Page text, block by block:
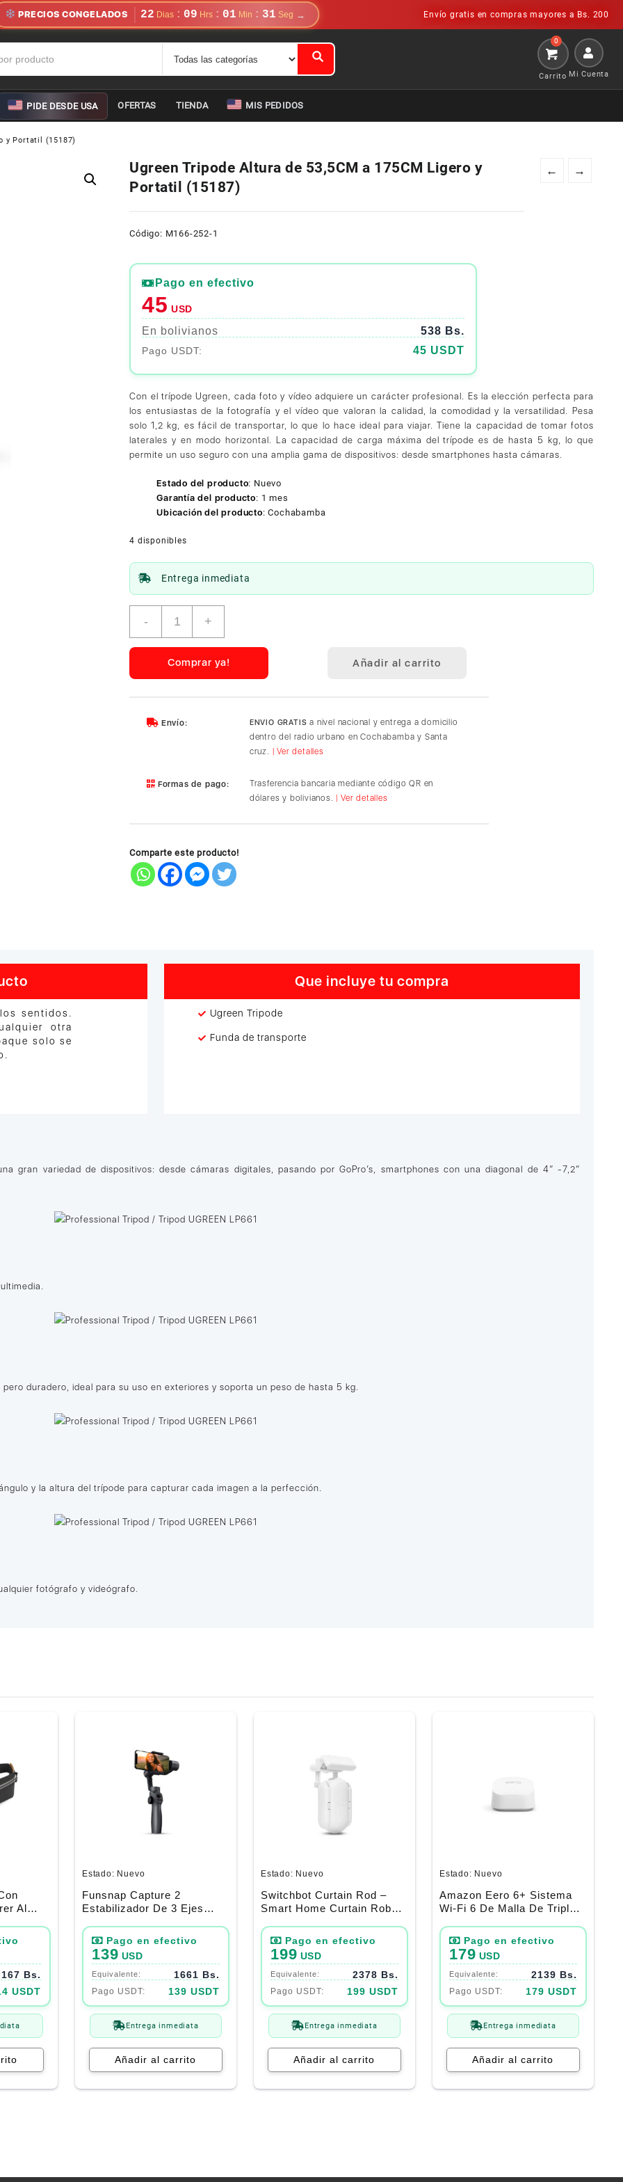
PRECIOS CONGELADOS 22 : 09 : 01 : 30 Envío gratis en compras mayores a Bs. 200
Mi Cuenta
PIDE DESDE USA OFERTAS TIENDA MIS PEDIDOS
y Portatil (15187)
← →
Ugreen Tripode Altura de 53,5CM a 175CM Ligero y
Portatil (15187)
Código: M166-252-1
Pago en efectivo
45 USD
En bolivianos
538 Bs.
45 USDT
Con el trípode Ugreen, cada foto y vídeo adquiere un carácter profesional. Es la elección perfecta para
los entusiastas de la fotografía y el vídeo que valoran la calidad, la comodidad y la versatilidad. Pesa
solo 1,2 kg, es fácil de transportar, lo que lo hace ideal para viajar. Tiene la capacidad de tomar fotos
laterales y en modo horizontal. La capacidad de carga máxima del trípode es de hasta 5 kg, lo que
permite un uso seguro con una amplia gama de dispositivos: desde smartphones hasta cámaras.
Estado del producto: Nuevo
Garantía del producto: 1 mes
Ubicación del producto:Cochabamba
4 disponibles
Entrega inmediata
-
Tripode
Altura
53,5CM
y
+
Comprar ya! Añadir al carrito
Envío: ENVIO GRATIS a nivel nacional y entrega a domicilio
dentro del radio urbano en Cochabamba y Santa
cruz.
| Ver detalles
Formas de pago:
Trasferencia bancaria mediante código QR en
dólares y bolivianos.
| Ver detalles
Comparte este producto!
sentidos.
otra
solo se
Que incluye tu compra
Ugreen Tripode
Funda de transporte
gran variedad de dispositivos: desde cámaras digitales, pasando por GoPro’s, smartphones con una diagonal de 4″ -7,2″
duradero, ideal para su uso en exteriores y soporta un peso de hasta 5 kg.
y la altura del trípode para capturar cada imagen a la perfección.
fotógrafo y videógrafo.
Al
167 Bs.
USDT
Estado: Nuevo
Funsnap Capture 2
Estabilizador De 3 Ejes
139 USD
1661 Bs.
139 USDT
Entrega inmediata
Añadir al carrito
Estado: Nuevo
Switchbot Curtain Rod –
Smart Home Curtain Robot
(Tubo Circular)
199 USD
2378 Bs.
199 USDT
Entrega inmediata
Añadir al carrito
Estado: Nuevo
Amazon Eero 6+ Sistema
Wi-Fi 6 De Malla De Triple
Home Zigbee Incorporado
179 USD
2139 Bs.
179 USDT
Entrega inmediata
Añadir al carrito